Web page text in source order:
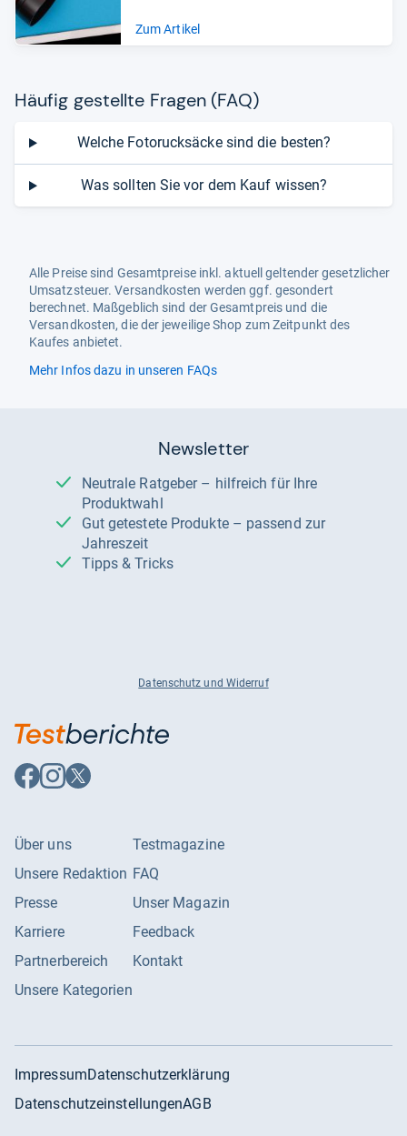
Zum Artikel
Häu­fig gestellte Fra­gen (FAQ)
Welche Fotorucksäcke sind die besten?
Was sollten Sie vor dem Kauf wissen?
Alle Preise sind Gesamtpreise inkl. aktuell geltender gesetzlicher
Umsatzsteuer. Versandkosten werden ggf. gesondert
berechnet. Maßgeblich sind der Gesamtpreis und die
Versandkosten, die der jeweilige Shop zum Zeitpunkt des
Kaufes anbietet.
Mehr Infos dazu in unseren FAQs
Newsletter
Neutrale Ratgeber – hilfreich für Ihre
Produktwahl
Gut getestete Produkte – passend zur
Jahreszeit
Tipps & Tricks
Datenschutz und Widerruf
Auf
Facebook
Auf
Instagram
Auf
X
Über uns
Unsere Redaktion
Presse
Karriere
Partnerbereich
Unsere Kategorien
Testmagazine
FAQ
Unser Magazin
Feedback
Kontakt
ImpressumDatenschutzerklärung
DatenschutzeinstellungenAGB